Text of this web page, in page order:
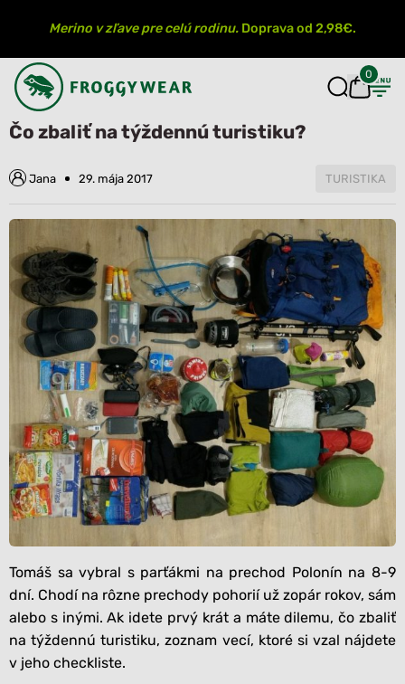
Merino v zľave pre celú rodinu. Doprava od 2,98€.
0
Úvod Blog Čo zbaliť na týždennú turistiku?
Čo zbaliť na týždennú turistiku?
Jana 29. mája 2017 TURISTIKA
Tomáš sa vybral s parťákmi na prechod Polonín na 8-9
dní. Chodí na rôzne prechody pohorií už zopár rokov, sám
alebo s inými. Ak idete prvý krát a máte dilemu, čo zbaliť
na týždennú turistiku, zoznam vecí, ktoré si vzal nájdete
v jeho checkliste.